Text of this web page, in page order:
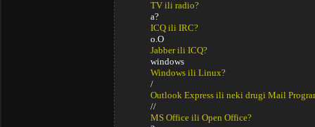
TV ili radio?
a?
ICQ ili IRC?
o.O
Jabber ili ICQ?
windows
Windows ili Linux?
/
Outlook Express ili neki drugi Mail
//
MS Office ili Open Office?